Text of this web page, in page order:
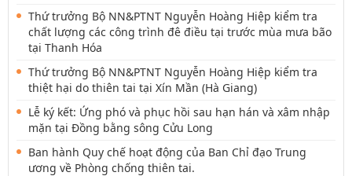
Thứ trưởng Bộ NN&PTNT Nguyễn Hoàng Hiệp kiểm tra
chất lượng các công trình đê điều tại trước mùa mưa bão
tại Thanh Hóa
Thứ trưởng Bộ NN&PTNT Nguyễn Hoàng Hiệp kiểm tra
thiệt hại do thiên tai tại Xín Mần (Hà Giang)
Lễ ký kết: Ứng phó và phục hồi sau hạn hán và xâm nhập
mặn tại Đồng bằng sông Cửu Long
Ban hành Quy chế hoạt động của Ban Chỉ đạo Trung
ương về Phòng chống thiên tai.